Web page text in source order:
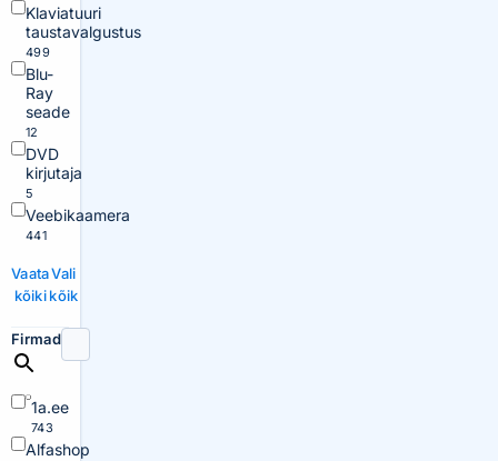
Klaviatuuri
taustavalgustus
499
Blu-
Ray
seade
12
DVD
kirjutaja
5
Veebikaamera
441
Vaata
kõiki
Vali
kõik
Firmad
1a.ee
743
Alfashop